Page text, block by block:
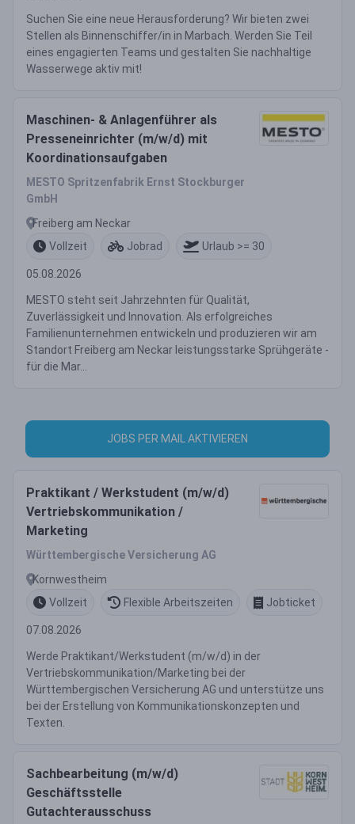
Suchen Sie eine neue Herausforderung? Wir bieten zwei
Stellen als Binnenschiffer/in in Marbach. Werden Sie Teil
eines engagierten Teams und gestalten Sie nachhaltige
Wasserwege aktiv mit!
Maschinen- & Anlagenführer als
Presseneinrichter (m/w/d) mit
Koordinationsaufgaben
MESTO Spritzenfabrik Ernst Stockburger
GmbH
Freiberg am Neckar
Vollzeit
Jobrad Urlaub >= 30
05.08.2026
MESTO steht seit Jahrzehnten für Qualität,
Zuverlässigkeit und Innovation. Als erfolgreiches
Familienunternehmen entwickeln und produzieren wir am
Standort Freiberg am Neckar leistungsstarke Sprühgeräte -
für die Mar...
JOBS PER MAIL AKTIVIEREN
Praktikant / Werkstudent (m/w/d)
Vertriebskommunikation /
Marketing
Württembergische Versicherung AG
Kornwestheim
Vollzeit
Flexible Arbeitszeiten Jobticket
07.08.2026
Werde Praktikant/Werkstudent (m/w/d) in der
Vertriebskommunikation/Marketing bei der
Württembergischen Versicherung AG und unterstütze uns
bei der Erstellung von Kommunikationskonzepten und
Texten.
Sachbearbeitung (m/w/d)
Geschäftsstelle
Gutachterausschuss